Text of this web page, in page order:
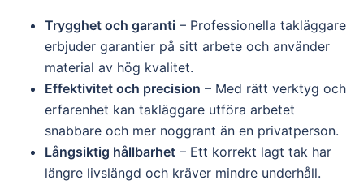
Trygghet och garanti – Professionella takläggare
erbjuder garantier på sitt arbete och använder
material av hög kvalitet.
Effektivitet och precision – Med rätt verktyg och
erfarenhet kan takläggare utföra arbetet
snabbare och mer noggrant än en privatperson.
Långsiktig hållbarhet – Ett korrekt lagt tak har
längre livslängd och kräver mindre underhåll.